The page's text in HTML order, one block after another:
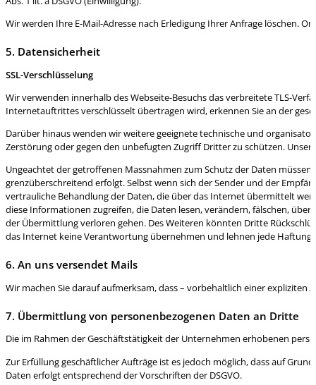
Wir werden Ihre E-Mail-Adresse nach Erledigung Ihrer Anfrage löschen.
5. Datensicherheit
SSL-Verschlüsselung
Wir verwenden innerhalb des Webseite-Besuchs das verbreitete TLS-
Internetauftrittes verschlüsselt übertragen wird, erkennen Sie an der
Darüber hinaus wenden wir weitere geeignete technische und
Zerstörung oder gegen den unbefugten Zugriff Dritter zu schützen.
Ungeachtet der getroffenen Massnahmen zum Schutz der Daten
grenzüberschreitend erfolgt. Selbst wenn sich der Sender und der
vertrauliche Behandlung der Daten, die über das Internet übermittelt
diese Informationen zugreifen, die Daten lesen, verändern, fälschen,
der Übermittlung verloren gehen. Des Weiteren könnten Dritte
das Internet keine Verantwortung übernehmen und lehnen jede
6. An uns versendet Mails
Wir machen Sie darauf aufmerksam, dass – vorbehaltlich einer
7. Übermittlung von personenbezogenen Daten an Dritte
Die im Rahmen der Geschäftstätigkeit der Unternehmen erhobenen
Zur Erfüllung geschäftlicher Aufträge ist es jedoch möglich, dass auf
Daten erfolgt entsprechend der Vorschriften der DSGVO.